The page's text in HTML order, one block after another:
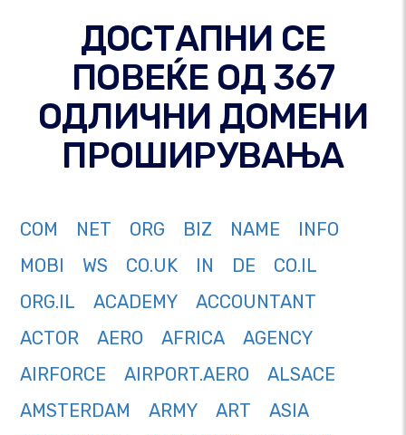
ДОСТАПНИ СЕ
ПОВЕЌЕ ОД 367
ОДЛИЧНИ ДОМЕНИ
ПРОШИРУВАЊА
COM NET ORG BIZ NAME
INFO
MOBI
WS CO.UK IN DE
CO.IL
ORG.IL
ACADEMY
ACCOUNTANT
ACTOR
AERO AFRICA
AGENCY
AIRFORCE
AIRPORT.AERO
ALSACE
AMSTERDAM
ARMY ART
ASIA